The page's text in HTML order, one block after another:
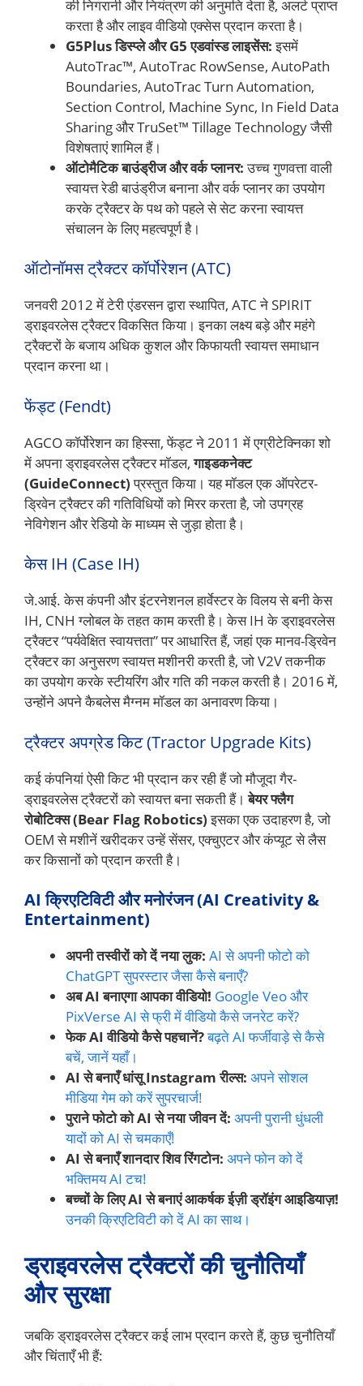
की निगरानी और नियंत्रण की अनुमति देता है, अलर्ट प्राप्त
करता है और लाइव वीडियो एक्सेस प्रदान करता है।
G5Plus डिस्प्ले और G5 एडवांस्ड लाइसेंस:इसमें
AutoTrac™, AutoTrac RowSense, AutoPath
Boundaries, AutoTrac Turn Automation,
Section Control, Machine Sync, In Field Data
Sharing और TruSet™ Tillage Technology जैसी
विशेषताएं शामिल हैं।
ऑटोमैटिक बाउंड्रीज और वर्क प्लानर:उच्च गुणवत्ता वाली
स्वायत्त रेडी बाउंड्रीज बनाना और वर्क प्लानर का उपयोग
करके ट्रैक्टर के पथ को पहले से सेट करना स्वायत्त
संचालन के लिए महत्वपूर्ण है।
ऑटोनॉमस ट्रैक्टर कॉर्पोरेशन (ATC)
जनवरी 2012 में टेरी एंडरसन द्वारा स्थापित, ATC ने SPIRIT
ड्राइवरलेस ट्रैक्टर विकसित किया। इनका लक्ष्य बड़े और महंगे
ट्रैक्टरों के बजाय अधिक कुशल और किफायती स्वायत्त समाधान
प्रदान करना था।
फेंड्ट (Fendt)
AGCO कॉर्पोरेशन का हिस्सा, फेंड्ट ने 2011 में एग्रीटेक्निका शो
में अपना ड्राइवरलेस ट्रैक्टर मॉडल,गाइडकनेक्ट
(GuideConnect)प्रस्तुत किया। यह मॉडल एक ऑपरेटर-
ड्रिवेन ट्रैक्टर की गतिविधियों को मिरर करता है, जो उपग्रह
नेविगेशन और रेडियो के माध्यम से जुड़ा होता है।
केस IH (Case IH)
जे.आई. केस कंपनी और इंटरनेशनल हार्वेस्टर के विलय से बनी केस
IH, CNH ग्लोबल के तहत काम करती है। केस IH के ड्राइवरलेस
ट्रैक्टर “पर्यवेक्षित स्वायत्तता” पर आधारित हैं, जहां एक मानव-ड्रिवेन
ट्रैक्टर का अनुसरण स्वायत्त मशीनरी करती है, जो V2V तकनीक
का उपयोग करके स्टीयरिंग और गति की नकल करती है। 2016 में,
उन्होंने अपने कैबलेस मैग्नम मॉडल का अनावरण किया।
ट्रैक्टर अपग्रेड किट (Tractor Upgrade Kits)
कई कंपनियां ऐसी किट भी प्रदान कर रही हैं जो मौजूदा गैर-
ड्राइवरलेस ट्रैक्टरों को स्वायत्त बना सकती हैं।बेयर फ्लैग
रोबोटिक्स (Bear Flag Robotics)इसका एक उदाहरण है, जो
OEM से मशीनें खरीदकर उन्हें सेंसर, एक्चुएटर और कंप्यूट से लैस
कर किसानों को प्रदान करती है।
AI क्रिएटिविटी और मनोरंजन (AI Creativity &
Entertainment)
अपनी तस्वीरों को दें नया लुक: AI से अपनी फोटो को
ChatGPT सुपरस्टार जैसा कैसे बनाएँ?
अब AI बनाएगा आपका वीडियो! Google Veo और
PixVerse AI से फ्री में वीडियो कैसे जनरेट करें?
फेक AI वीडियो कैसे पहचानें?बढ़ते AI फर्जीवाड़े से कैसे
बचें, जानें यहाँ।
AI से बनाएँ धांसू Instagram रील्स: अपने सोशल
मीडिया गेम को करें सुपरचार्ज!
पुराने फोटो को AI से नया जीवन दें: अपनी पुरानी धुंधली
यादों को AI से चमकाएँ!
AI से बनाएँ शानदार शिव रिंगटोन: अपने फोन को दें
भक्तिमय AI टच!
बच्चों के लिए AI से बनाएं आकर्षक ईज़ी ड्रॉइंग आइडियाज़!
उनकी क्रिएटिविटी को दें AI का साथ।
ड्राइवरलेस ट्रैक्टरों की चुनौतियाँ
और सुरक्षा
जबकि ड्राइवरलेस ट्रैक्टर कई लाभ प्रदान करते हैं, कुछ चुनौतियाँ
और चिंताएँ भी हैं: